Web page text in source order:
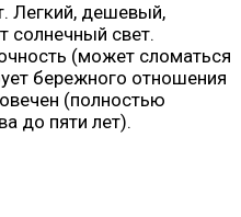
Легкий, дешевый,
солнечный свет.
(может сломаться
бережного отношения
(полностью
до пяти лет).